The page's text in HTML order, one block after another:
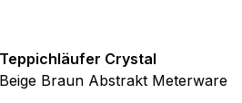
Teppichläufer Crystal
Beige Braun Abstrakt Meterware